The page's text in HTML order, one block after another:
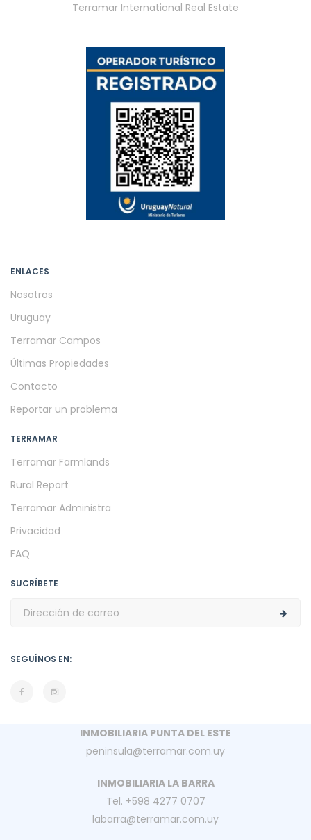
Terramar International Real Estate
ENLACES
Nosotros
Uruguay
Terramar Campos
Últimas Propiedades
Contacto
Reportar un problema
TERRAMAR
Terramar Farmlands
Rural Report
Terramar Administra
Privacidad
FAQ
SUCRÍBETE
SEGUÍNOS EN:
INMOBILIARIA PUNTA DEL ESTE
peninsula@terramar.com.uy
INMOBILIARIA LA BARRA
Tel. +598 4277 0707
labarra@terramar.com.uy